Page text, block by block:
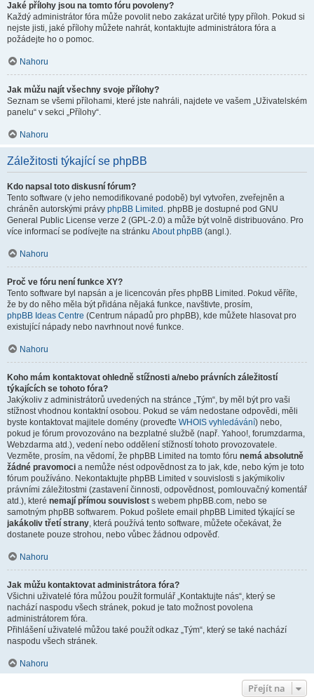
Jaké přílohy jsou na tomto fóru povoleny?
Každý administrátor fóra může povolit nebo zakázat určité typy příloh. Pokud si
nejste jisti, jaké přílohy můžete nahrát, kontaktujte administrátora fóra a
požádejte ho o pomoc.
Nahoru
Jak můžu najít všechny svoje přílohy?
Seznam se všemi přílohami, které jste nahráli, najdete ve vašem „Uživatelském
panelu“ v sekci „Přílohy“.
Nahoru
Záležitosti týkající se phpBB
Kdo napsal toto diskusní fórum?
Tento software (v jeho nemodifikované podobě) byl vytvořen, zveřejněn a
chráněn autorskými právy phpBB Limited . phpBB je dostupné pod GNU
General Public License verze 2 (GPL-2.0) a může být volně distribuováno. Pro
více informací se podívejte na stránku About phpBB (angl.).
Nahoru
Proč ve fóru není funkce XY?
Tento software byl napsán a je licencován přes phpBB Limited. Pokud věříte,
že by do něho měla být přidána nějaká funkce, navštivte, prosím,
phpBB Ideas Centre (Centrum nápadů pro phpBB), kde můžete hlasovat pro
existující nápady nebo navrhnout nové funkce.
Nahoru
Koho mám kontaktovat ohledně stížnosti a/nebo právních záležitostí
týkajících se tohoto fóra?
Jakýkoliv z administrátorů uvedených na stránce „Tým“, by měl být pro vaši
stížnost vhodnou kontaktní osobou. Pokud se vám nedostane odpovědi, měli
byste kontaktovat majitele domény (proveďte WHOIS vyhledávání) nebo,
pokud je fórum provozováno na bezplatné službě (např. Yahoo!, forumzdarma,
Webzdarma atd.), vedení nebo oddělení stížností tohoto provozovatele.
Vezměte, prosím, na vědomí, že phpBB Limited na tomto fóru nemá absolutně
žádné pravomoci a nemůže nést odpovědnost za to jak, kde, nebo kým je toto
fórum používáno. Nekontaktujte phpBB Limited v souvislosti s jakýmikoliv
právními záležitostmi (zastavení činnosti, odpovědnost, pomlouvačný komentář
atd.), které nemají přímou souvislost s webem phpBB.com, nebo se
samotným phpBB softwarem. Pokud pošlete email phpBB Limited týkající se
jakákoliv třetí strany, která používá tento software, můžete očekávat, že
dostanete pouze strohou, nebo vůbec žádnou odpověď.
Nahoru
Jak můžu kontaktovat administrátora fóra?
Všichni uživatelé fóra můžou použít formulář „Kontaktujte nás“, který se
nachází naspodu všech stránek, pokud je tato možnost povolena
administrátorem fóra.
Přihlášení uživatelé můžou také použít odkaz „Tým“, který se také nachází
naspodu všech stránek.
Nahoru
Přejít na